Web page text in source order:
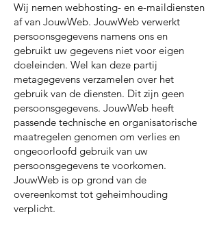
Wij nemen webhosting- en e-maildiensten
af van JouwWeb. JouwWeb verwerkt
persoonsgegevens namens ons en
gebruikt uw gegevens niet voor eigen
doeleinden. Wel kan deze partij
metagegevens verzamelen over het
gebruik van de diensten. Dit zijn geen
persoonsgegevens. JouwWeb heeft
passende technische en organisatorische
maatregelen genomen om verlies en
ongeoorloofd gebruik van uw
persoonsgegevens te voorkomen.
JouwWeb is op grond van de
overeenkomst tot geheimhouding
verplicht.